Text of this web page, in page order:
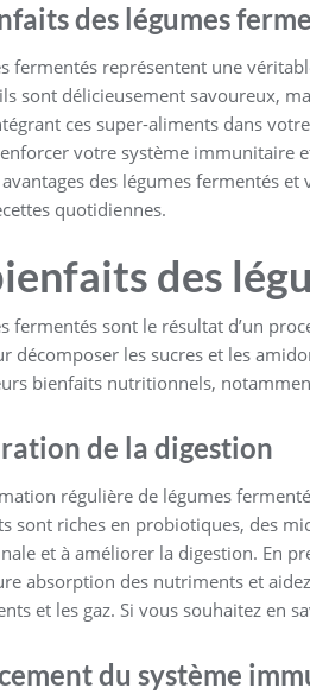
des légumes
fermentés représentent une
sont délicieusement savoureux,
ces super-aliments dans
votre système immunitaire
des légumes fermentés
quotidiennes.
des
fermentés sont le résultat d’un
décomposer les sucres et les
bienfaits nutritionnels,
de la digestion
régulière de légumes
sont riches en probiotiques, des
et à améliorer la digestion. En
absorption des nutriments et
et les gaz. Si vous souhaitez en
du système